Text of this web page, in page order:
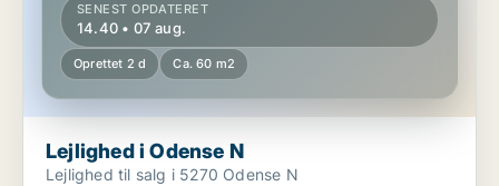
SENEST OPDATERET
14.40 • 07 aug.
Oprettet 2 d Ca. 60 m2
Lejlighed i Odense N
Lejlighed til salg i 5270 Odense N